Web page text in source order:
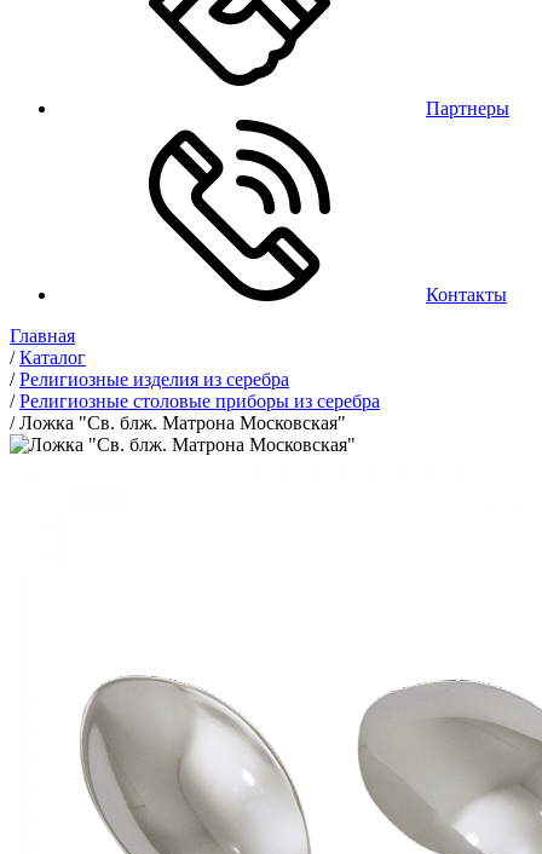
Партнеры
Контакты
Главная
/Каталог
/Религиозные изделия из серебра
/Религиозные столовые приборы из серебра
/Ложка "Св. блж. Матрона Московская"